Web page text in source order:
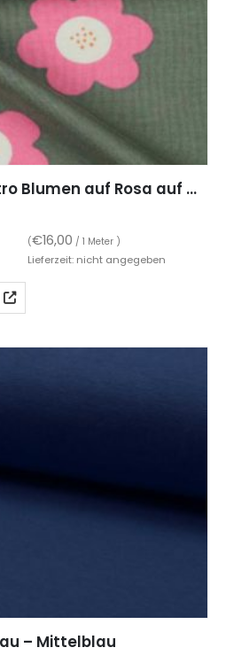
Sweatshirtstoff, Retro Blumen auf Rosa auf Grün
(€16,00 / 1 Meter )
Lieferzeit: nicht angegeben
– Mittelblau